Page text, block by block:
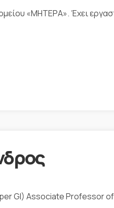
«ΜΗΤΕΡΑ». Έχει
GI) Associate Professor